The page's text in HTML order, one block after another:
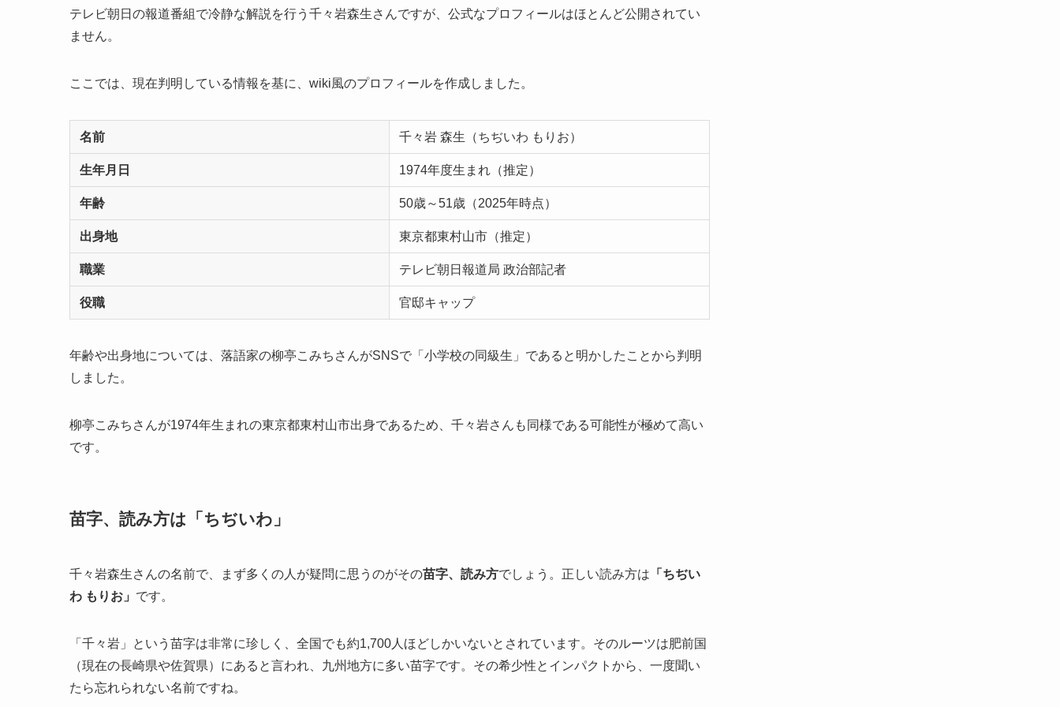
テレビ朝日の報道番組で冷静な解説を行う千々岩森生さんですが、公式なプロフィールはほとんど公開されてい
ません。
ここでは、現在判明している情報を基に、wiki風のプロフィールを作成しました。
名前 千々岩 森生（ちぢいわ もりお）
生年月日 1974年度生まれ（推定）
年齢 50歳～51歳（2025年時点）
出身地 東京都東村山市（推定）
職業 テレビ朝日報道局 政治部記者
役職 官邸キャップ
年齢や出身地については、落語家の柳亭こみちさんがSNSで「小学校の同級生」であると明かしたことから判明
しました。
柳亭こみちさんが1974年生まれの東京都東村山市出身であるため、千々岩さんも同様である可能性が極めて高い
です。
苗字、読み方は「ちぢいわ」
千々岩森生さんの名前で、まず多くの人が疑問に思うのがその苗字、読み方でしょう。正しい読み方は 「ちぢい
わ もりお」 です。
「千々岩」という苗字は非常に珍しく、全国でも約1,700人ほどしかいないとされています。そのルーツは肥前国
（現在の長崎県や佐賀県）にあると言われ、九州地方に多い苗字です。その希少性とインパクトから、一度聞い
たら忘れられない名前ですね。